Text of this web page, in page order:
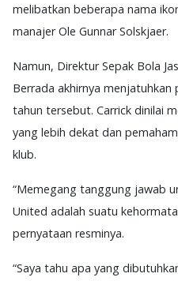
melibatkan beberapa nama
manajer Ole Gunnar Solskjaer.
Namun, Direktur Sepak Bola
Berrada akhirnya menjatuhkan
tahun tersebut. Carrick dinilai
yang lebih dekat dan
klub.
“Memegang tanggung jawab
United adalah suatu
pernyataan resminya.
“Saya tahu apa yang